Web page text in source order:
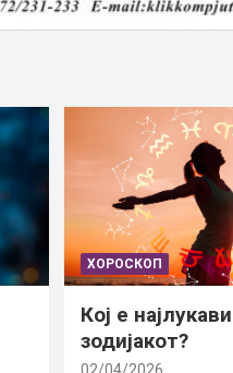
ХОРОСКОП
Кој е
зодијакот?